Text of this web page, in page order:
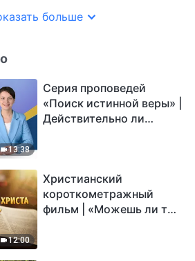
больше
13:38
Серия проповедей
«Поиск истинной веры» |
Действительно ли
12:00
Христианский
короткометражный
фильм | «Можешь ли ты